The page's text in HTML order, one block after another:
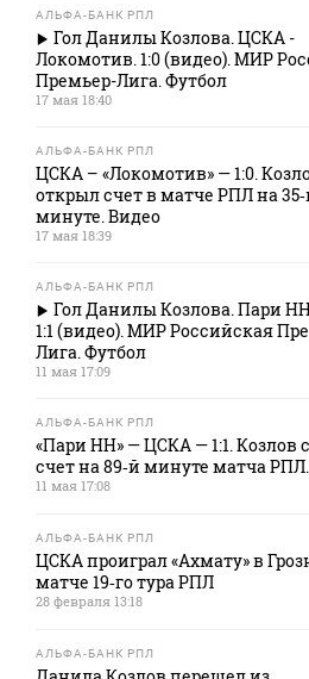
АЛЬФА-БАНК РПЛ
Гол Данилы Козлова. ЦСКА -
Локомотив. 1:0 (видео). МИР
Премьер-Лига. Футбол
17 мая 18:40
АЛЬФА-БАНК РПЛ
ЦСКА – «Локомотив» — 1:0.
открыл счет в матче РПЛ на
минуте. Видео
17 мая 18:39
АЛЬФА-БАНК РПЛ
Гол Данилы Козлова. Пари
1:1 (видео). МИР Российская
Лига. Футбол
11 мая 17:09
АЛЬФА-БАНК РПЛ
«Пари НН» — ЦСКА — 1:1. Козлов
счет на 89‑й минуте матча
11 мая 17:08
АЛЬФА-БАНК РПЛ
ЦСКА проиграл «Ахмату» в
матче 19‑го тура РПЛ
28 февраля 13:18
АЛЬФА-БАНК РПЛ